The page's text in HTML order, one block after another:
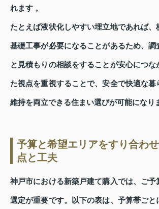
れます 。
たとえば液状化しやすい埋立地であれば、
基礎工事が必要になることがあるため、調
と見積もりの相談をすることが安心につな
た視点を重視することで、安全で快適な暮
維持を両立できる住まい選びが可能になり
予算と希望エリアをすり合わ
点と工夫
神戸市における新築戸建て購入では、ご予
選定が重要です。以下の表は、予算帯ごと